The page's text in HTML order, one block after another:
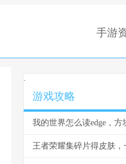
手游
.
游戏攻略
我的世界怎么读edge，
王者荣耀集碎片得皮肤